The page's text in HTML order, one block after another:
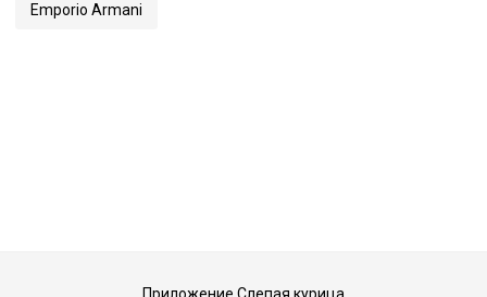
Emporio Armani